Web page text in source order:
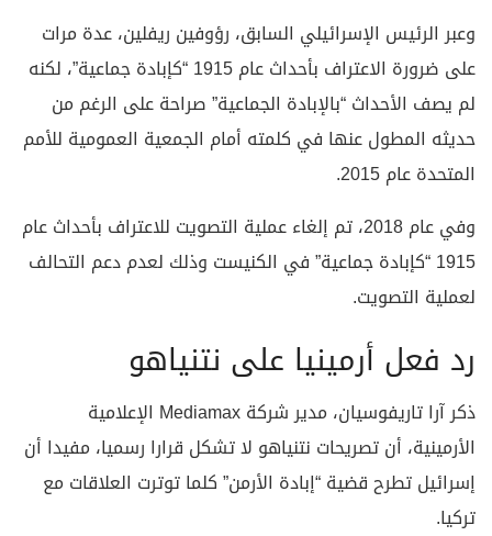
وعبر الرئيس الإسرائيلي السابق، رؤوفين ريفلين، عدة مرات
على ضرورة الاعتراف بأحداث عام 1915 “كإبادة جماعية”، لكنه
لم يصف الأحداث “بالإبادة الجماعية” صراحة على الرغم من
حديثه المطول عنها في كلمته أمام الجمعية العمومية للأمم
المتحدة عام 2015.
وفي عام 2018، تم إلغاء عملية التصويت للاعتراف بأحداث عام
1915 “كإبادة جماعية” في الكنيست وذلك لعدم دعم التحالف
لعملية التصويت.
رد فعل أرمينيا على نتنياهو
ذكر آرا تاريفوسيان، مدير شركة Mediamax الإعلامية
الأرمينية، أن تصريحات نتنياهو لا تشكل قرارا رسميا، مفيدا أن
إسرائيل تطرح قضية “إبادة الأرمن” كلما توترت العلاقات مع
تركيا.